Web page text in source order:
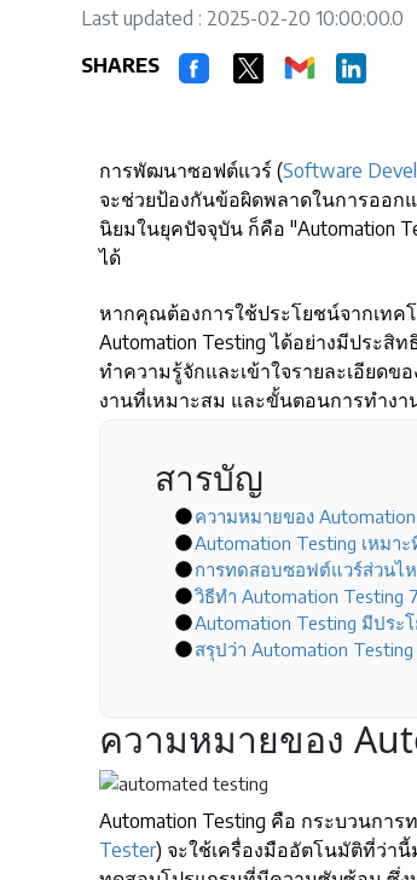
Last updated : 2025-02-20 10:00:00.0
SHARES
การพัฒนาซอฟต์แวร์ (Software
จะช่วยป้องกันข้อผิดพลาดในการออก
นิยมในยุคปัจจุบัน ก็คือ "Automation
ได้
หากคุณต้องการใช้ประโยชน์จากเทค
Automation Testing ได้อย่างมีประ
ทำความรู้จักและเข้าใจรายละเอียด
งานที่เหมาะสม และขั้นตอนการทำงา
สารบัญ
ความหมายของ
Automation Testing เหม
การทดสอบซอฟต์แวร์ส่วนไ
วิธีทำ Automation Testing
Automation Testing มีประ
สรุปว่า Automation
ความหมายของ
Automation Testing คือ กระบวนก
Tester) จะใช้เครื่องมืออัตโนมัติที่ว่า